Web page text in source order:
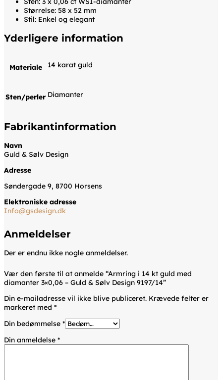
Størrelse: 58 x 52 mm
Stil: Enkel og elegant
Yderligere information
Materiale 14 karat guld
Sten/perler Diamanter
Fabrikantinformation
Navn
Guld & Sølv Design
Adresse
Søndergade 9, 8700 Horsens
Elektroniske adresse
Info@gsdesign.dk
Anmeldelser
Der er endnu ikke nogle anmeldelser.
Vær den første til at anmelde “Armring i 14 kt guld med
diamanter 3×0,06 – Guld & Sølv Design 9197/14”
Din e-mailadresse vil ikke blive publiceret. Krævede felter er
markeret med *
Din bedømmelse *
Din anmeldelse *